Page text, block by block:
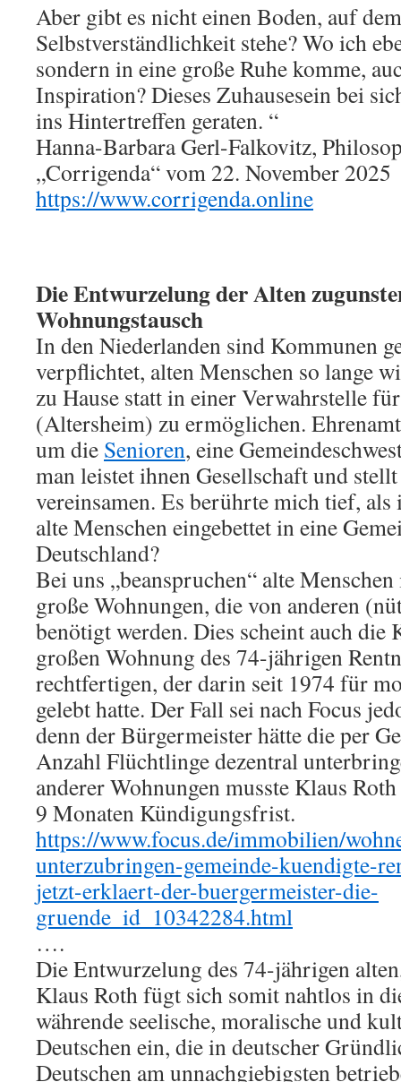
Aber gibt es nicht einen Boden, auf
Selbstverständlichkeit stehe? Wo ich
sondern in eine große Ruhe komme,
Inspiration? Dieses Zuhausesein bei
ins Hintertreffen geraten. “
Hanna-Barbara Gerl-Falkovitz,
„Corrigenda“ vom 22. November 2025
https://www.corrigenda.online
Die Entwurzelung der Alten
Wohnungstausch
In den Niederlanden sind Kommunen
verpflichtet, alten Menschen so lange
zu Hause statt in einer Verwahrstelle
(Altersheim) zu ermöglichen.
um die Senioren, eine
man leistet ihnen Gesellschaft und
vereinsamen. Es berührte mich tief,
alte Menschen eingebettet in eine
Deutschland?
Bei uns „beanspruchen“ alte
große Wohnungen, die von anderen
benötigt werden. Dies scheint auch die
großen Wohnung des 74-jährigen
rechtfertigen, der darin seit 1974 für
gelebt hatte. Der Fall sei nach Focus
denn der Bürgermeister hätte die per
Anzahl Flüchtlinge dezentral
anderer Wohnungen musste Klaus
9 Monaten Kündigungsfrist.
https://www.focus.de/immobilien/
unterzubringen-gemeinde-kuendigte-
jetzt-erklaert-der-buergermeister-die-
gruende_id_10342284.html
….
Die Entwurzelung des 74-jährigen
Klaus Roth fügt sich somit nahtlos in
währende seelische, moralische und
Deutschen ein, die in deutscher
Deutschen am unnachgiebigsten